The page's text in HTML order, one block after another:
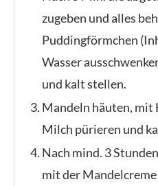
zugeben und alles
Puddingförmchen
Wasser
und kalt stellen.
Mandeln häuten, mit
Milch pürieren und
Nach mind. 3
mit der